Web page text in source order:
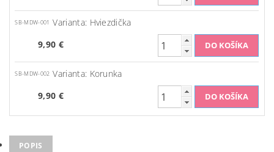
SB-MDW-001
Varianta: Hviezdička
9,90 €
SB-MDW-002 Varianta: Korunka
9,90 €
POPIS